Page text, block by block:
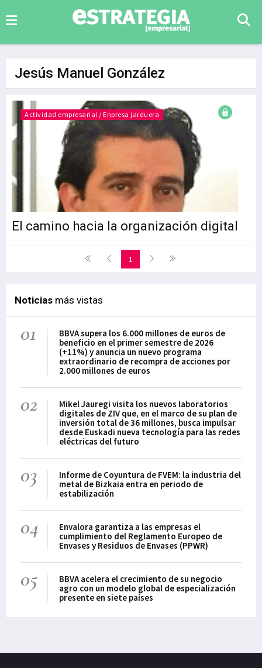
Jesús Manuel González
El camino hacia la organización digital
Actividad empresarial / Enpresa jarduera
1
Noticias más vistas
01
BBVA supera los 6.000 millones de euros de
beneficio en el primer semestre de 2026
(+11%) y anuncia un nuevo programa
extraordinario de recompra de acciones por
2.000 millones de euros
02
Mikel Jauregi visita los nuevos laboratorios
digitales de ZIV que, en el marco de su plan de
inversión total de 36 millones, busca impulsar
desde Euskadi nueva tecnología para las redes
eléctricas del futuro
03
Informe de Coyuntura de FVEM: la industria del
metal de Bizkaia entra en periodo de
estabilización
04
Envalora garantiza a las empresas el
cumplimiento del Reglamento Europeo de
Envases y Residuos de Envases (PPWR)
05
BBVA acelera el crecimiento de su negocio
agro con un modelo global de especialización
presente en siete países